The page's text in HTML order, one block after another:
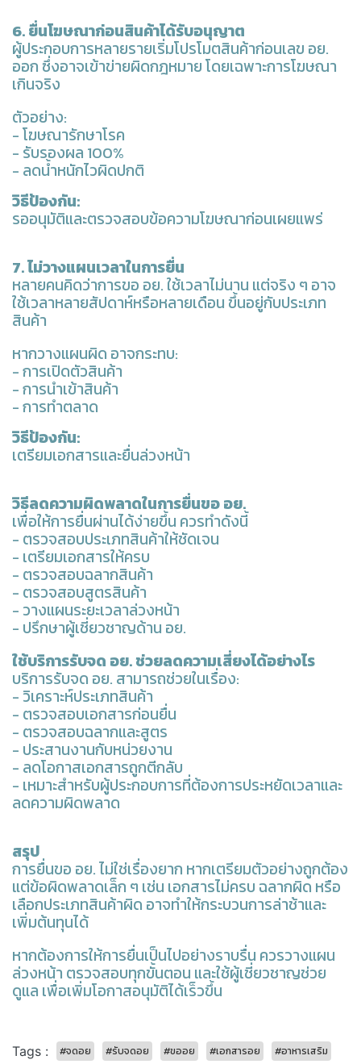
6.ยื่นโฆษณาก่อนสินค้าได้รับอนุญาต
ผู้ประกอบการหลายรายเริ่มโปรโมตสินค้าก่อนเลข อย.
ออก ซึ่งอาจเข้าข่ายผิดกฎหมาย โดยเฉพาะการโฆษณา
เกินจริง
ตัวอย่าง:
- โฆษณารักษาโรค
- รับรองผล 100%
- ลดน้ำหนักไวผิดปกติ
วิธีป้องกัน:
รออนุมัติและตรวจสอบข้อความโฆษณาก่อนเผยแพร่
7. ไม่วางแผนเวลาในการยื่น
หลายคนคิดว่าการขอ อย. ใช้เวลาไม่นาน แต่จริง ๆ อาจ
ใช้เวลาหลายสัปดาห์หรือหลายเดือน ขึ้นอยู่กับประเภท
สินค้า
หากวางแผนผิด อาจกระทบ:
- การเปิดตัวสินค้า
- การนำเข้าสินค้า
- การทำตลาด
วิธีป้องกัน:
เตรียมเอกสารและยื่นล่วงหน้า
วิธีลดความผิดพลาดในการยื่นขอ อย.
เพื่อให้การยื่นผ่านได้ง่ายขึ้น ควรทำดังนี้
- ตรวจสอบประเภทสินค้าให้ชัดเจน
- เตรียมเอกสารให้ครบ
- ตรวจสอบฉลากสินค้า
- ตรวจสอบสูตรสินค้า
- วางแผนระยะเวลาล่วงหน้า
- ปรึกษาผู้เชี่ยวชาญด้าน อย.
ใช้บริการรับจด อย.ช่วยลดความเสี่ยงได้อย่างไร
บริการรับจด อย. สามารถช่วยในเรื่อง:
- วิเคราะห์ประเภทสินค้า
- ตรวจสอบเอกสารก่อนยื่น
- ตรวจสอบฉลากและสูตร
- ประสานงานกับหน่วยงาน
- ลดโอกาสเอกสารถูกตีกลับ
- เหมาะสำหรับผู้ประกอบการที่ต้องการประหยัดเวลาและ
ลดความผิดพลาด
สรุป
การยื่นขอ อย. ไม่ใช่เรื่องยาก หากเตรียมตัวอย่างถูกต้อง
แต่ข้อผิดพลาดเล็ก ๆ เช่น เอกสารไม่ครบ ฉลากผิด หรือ
เลือกประเภทสินค้าผิด อาจทำให้กระบวนการล่าช้าและ
เพิ่มต้นทุนได้
หากต้องการให้การยื่นเป็นไปอย่างราบรื่น ควรวางแผน
ล่วงหน้า ตรวจสอบทุกขั้นตอน และใช้ผู้เชี่ยวชาญช่วย
ดูแล เพื่อเพิ่มโอกาสอนุมัติได้เร็วขึ้น
Tags : #จดอย #รับจดอย #ขออย #เอกสารอย
#อาหารเสริม